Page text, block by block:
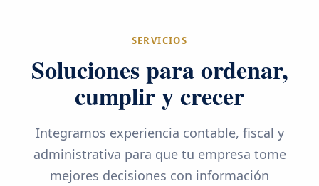
SERVICIOS
Soluciones para ordenar,
cumplir y crecer
Integramos experiencia contable, fiscal y
administrativa para que tu empresa tome
mejores decisiones con información